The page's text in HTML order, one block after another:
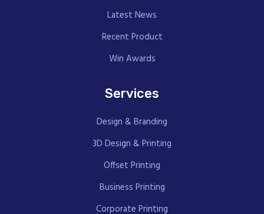
Latest News
Recent Product
Win Awards
Services
Design & Branding
3D Design & Printing
Offset Printing
Business Printing
Corporate Printing